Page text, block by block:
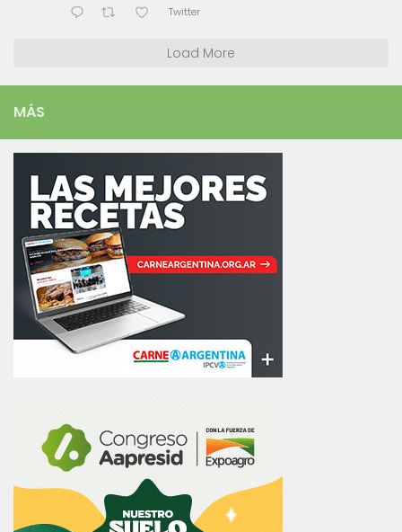
Twitter
Load More
MÁS